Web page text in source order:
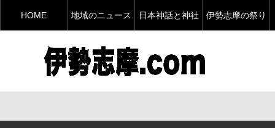
HOME 地域のニュース 日本神話と神社 伊勢志摩の祭り